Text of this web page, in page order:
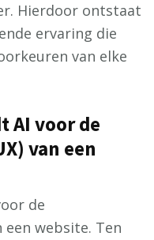
Hierdoor ontstaat
ervaring die
van elke
AI voor de
van een
de
een website. Ten